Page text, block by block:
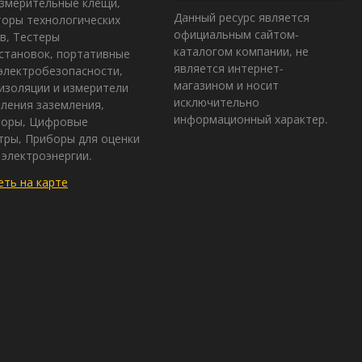
технологических
Тестеры
портативные
и измерители
заземления,
Цифровые
Приборы для оценки
на карте
Данный ресурс является
официальным сайтом-
каталогом компании, не
является интернет-
магазином и носит
исключительно
информационный характер.